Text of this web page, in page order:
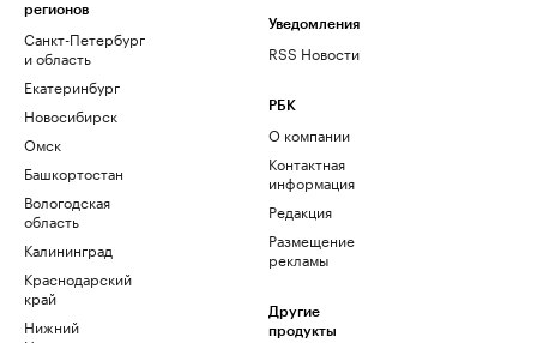
регионов
Санкт-Петербург
и область
Екатеринбург
Новосибирск
Омск
Башкортостан
Вологодская
область
Калининград
Краснодарский
край
Нижний
Уведомления
RSS Новости
РБК
О компании
Контактная
информация
Редакция
Размещение
рекламы
Другие
продукты